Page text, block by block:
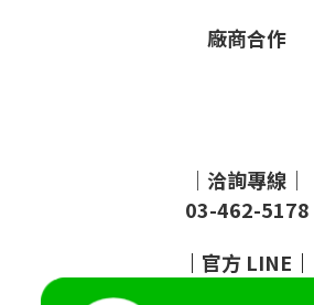
廠商合作
｜洽詢專線｜
03-462-5178
｜ 官方 LINE ｜